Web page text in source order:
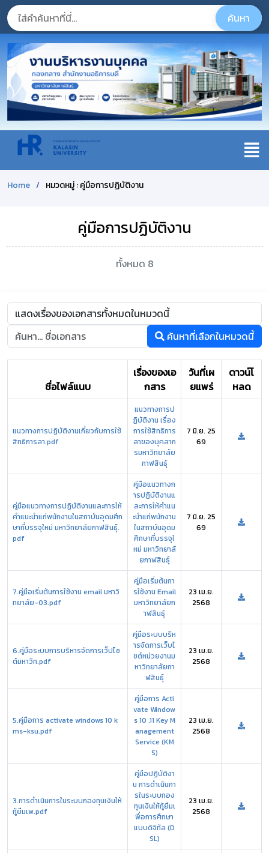
Home หมวดหมู่ : คู่มือการปฏิบัติงาน
คู่มือการปฏิบัติงาน
ทั้งหมด 8
ค้นหาที่เลือกในหมวดนี้
ชื่อไฟล์แนบ
เรื่องของเอ
กสาร
วันที่เผ
ยแพร่
ดาวน์โ
หลด
แนวทางการปฏิบัติงานเกี่ยวกับการใช้
สิทธิการลา.pdf
แนวทางการป
ฏิบัติงาน เรื่อง
การใช้สิทธิการ
ลาของบุคลาก
รมหาวิทยาลัย
กาฬสินธุ์
7 มิ.ย. 25
69
คู่มือแนวทางการปฏิบัติงานและการให้
คำแนะนำแก่พนักงานในสถาบันอุดมศึก
ษาที่บรรจุใหม่ มหาวิทยาลัยกาฬสินธุ์.
pdf
คู่มือแนวทางก
ารปฏิบัติงานแ
ละการให้คำแน
ะนำแก่พนักงาน
ในสถาบันอุดม
ศึกษาที่บรรจุใ
หม่ มหาวิทยาลั
ยกาฬสินธุ์
7 มิ.ย. 25
69
7.คู่มือเริ่มต้นการใช้งาน email มหาวิ
ทยาลัย-03.pdf
คู่มือเริ่มต้นกา
รใช้งาน Email
มหาวิทยาลัยก
าฬสินธุ์
23 เม.ย.
2568
6.คู่มือระบบการบริหารจัดการเว็ปไซ
ต์มหาวิท.pdf
คู่มือระบบบริห
ารจัดการเว็บไ
ซต์หน่วยงานม
หาวิทยาลัยกา
ฬสินธุ์
23 เม.ย.
2568
5.คู่มือการ activate windows 10 k
ms-ksu.pdf
คู่มือการ Acti
vate Window
s 10 ,11 Key M
anagement
Service (KM
S)
23 เม.ย.
2568
3.การดำเนินการในระบบกองทุนเงินให้
กู้ยืมเพ.pdf
คู่มือปฏิบัติงา
น การดำเนินกา
รในระบบกอง
ทุนเงินให้กู้ยืมเ
พื่อการศึกษา
แบบดิจิทัล (D
SL)
23 เม.ย.
2568